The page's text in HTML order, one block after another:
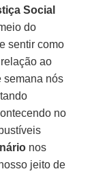
Social
do
sentir como
ao
semana nós
no
nos
jeito de